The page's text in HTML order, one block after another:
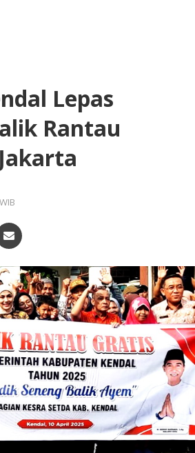
Lepas
Rantau